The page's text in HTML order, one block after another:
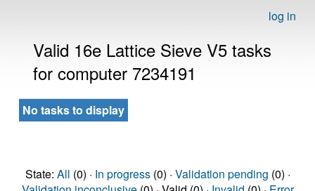
log in
Valid 16e Lattice Sieve V5 tasks
for computer 7234191
No tasks to display
State: All (0) · In progress(0) · Validation pending (0) ·